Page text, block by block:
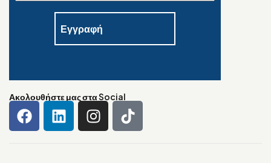
Ακολουθήστε μας στα Social